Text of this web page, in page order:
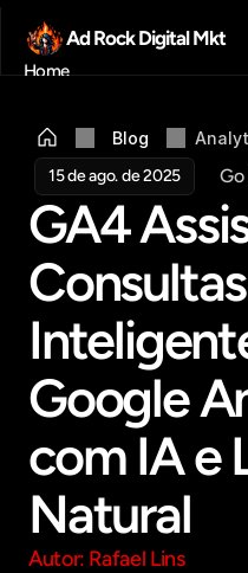
Ad Rock Digital Mkt
Home
Blog
Contato
Get
Blog
15 de ago. de 2025
Go
GA4
Consultas
Google
com IA e
Natural
Autor: Rafael Lins